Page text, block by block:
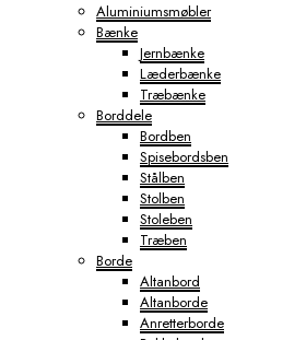
Aluminiumsmøbler
Bænke
Jernbænke
Læderbænke
Træbænke
Borddele
Bordben
Spisebordsben
Stålben
Stolben
Stoleben
Træben
Borde
Altanbord
Altanborde
Anretterborde